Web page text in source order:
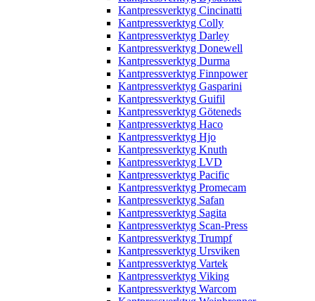
Kantpressverktyg Cincinatti
Kantpressverktyg Colly
Kantpressverktyg Darley
Kantpressverktyg Donewell
Kantpressverktyg Durma
Kantpressverktyg Finnpower
Kantpressverktyg Gasparini
Kantpressverktyg Guifil
Kantpressverktyg Göteneds
Kantpressverktyg Haco
Kantpressverktyg Hjo
Kantpressverktyg Knuth
Kantpressverktyg LVD
Kantpressverktyg Pacific
Kantpressverktyg Promecam
Kantpressverktyg Safan
Kantpressverktyg Sagita
Kantpressverktyg Scan-Press
Kantpressverktyg Trumpf
Kantpressverktyg Ursviken
Kantpressverktyg Vartek
Kantpressverktyg Viking
Kantpressverktyg Warcom